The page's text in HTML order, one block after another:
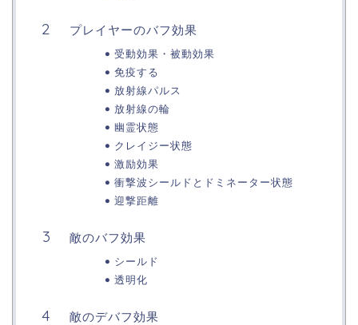
プレイヤーのバフ効果
受動効果・被動効果
免疫する
放射線パルス
放射線の輪
幽霊状態
クレイジー状態
激励効果
衝撃波シールドとドミネーター状態
迎撃距離
敵のバフ効果
シールド
透明化
敵のデバフ効果